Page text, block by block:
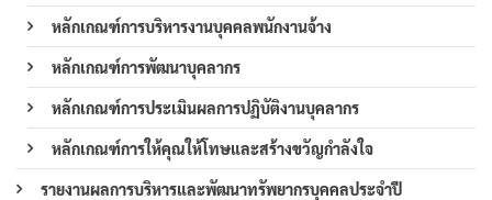
หลักเกณฑ์การบริหารงานบุคคลพนักงานจ้าง
หลักเกณฑ์การพัฒนาบุคลากร
หลักเกณฑ์การประเมินผลการปฏิบัติงานบุคลากร
หลักเกณฑ์การให้คุณให้โทษและสร้างขวัญกำลังใจ
รายงานผลการบริหารและพัฒนาทรัพยากรบุคคลประจำปี